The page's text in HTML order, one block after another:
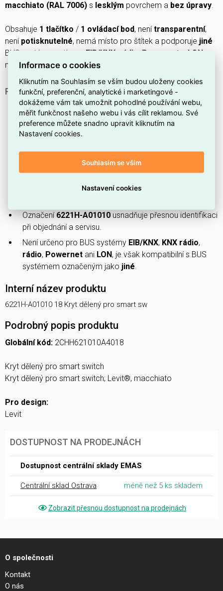
macchiato (RAL 7006) s lesklým povrchem a bez úpravy.
Obsahuje 1 tlačítko / 1 ovládací bod, nenítransparentní,
není potisknutelné, nemá místo pro štítek a podporuje jiné
BUS systémy, zatímco EIB/KNX rádio Powernet
LON
nejsou podporovány.
PROČ SI VYBRAT TENTO KRYT?
Kryt pro smart switch disponujeděleným provedením
které usnadňuje montáž a vedení kabelů.
Patří do produktové řady
plastu, což zajišťuje nízkou hmotnost a
snadnou údržbu.
macchiatoposkytuje neutrální vzhled vhodný do
Označení 6221H-A01010 usnadňuje přesnou identifikaci
při objednání a servisu.
Není určeno pro BUS systémy EIB/KNX, KNX rádio,
rádio, Powernet ani LON , je však kompatibilní s BUS
systémem označeným jako jiné.
Interní název produktu
6221H-A01010 18 Kryt dělený pro smart sw
Podrobný popis produktu
Globální kód: 2CHH621010A4018
Kryt dělený pro smart switch
Kryt dělený pro smart switch; Levit®, macchiato
Pro design:
Levit
DOSTUPNOST NA PRODEJNÁCH
Dostupnost centrální sklady EMAS
Centrální sklad Ostrava méně než 5 ks skladem
Zobrazit přesnou dostupnost na prodejnách
O společnosti
Kontakt
O nás
Informace o cookies
Kliknutím na Souhlasím se vším budou uloženy cookies
funkční, preferenční, analytické i marketingové -
dokážeme vám tak umožnit pohodlné používání webu,
měřit funkčnost našeho webu i vás cílit reklamou. Své
preference můžete snadno upravit kliknutím na
Nastavení cookies.
Souhlasím se vším
Nastavení cookies